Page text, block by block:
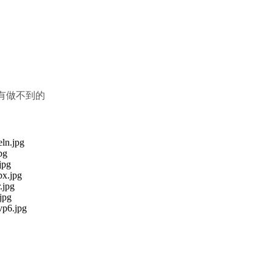
做不到的